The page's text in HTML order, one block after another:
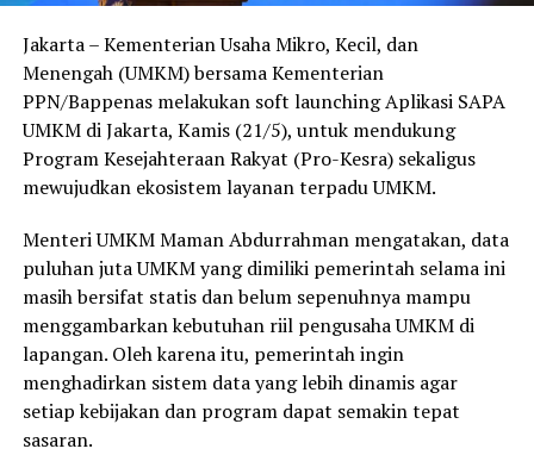
Jakarta – Kementerian Usaha Mikro, Kecil, dan
Menengah (UMKM) bersama Kementerian
PPN/Bappenas melakukan soft launching Aplikasi SAPA
UMKM di Jakarta, Kamis (21/5), untuk mendukung
Program Kesejahteraan Rakyat (Pro-Kesra) sekaligus
mewujudkan ekosistem layanan terpadu UMKM.
Menteri UMKM Maman Abdurrahman mengatakan, data
puluhan juta UMKM yang dimiliki pemerintah selama ini
masih bersifat statis dan belum sepenuhnya mampu
menggambarkan kebutuhan riil pengusaha UMKM di
lapangan. Oleh karena itu, pemerintah ingin
menghadirkan sistem data yang lebih dinamis agar
setiap kebijakan dan program dapat semakin tepat
sasaran.